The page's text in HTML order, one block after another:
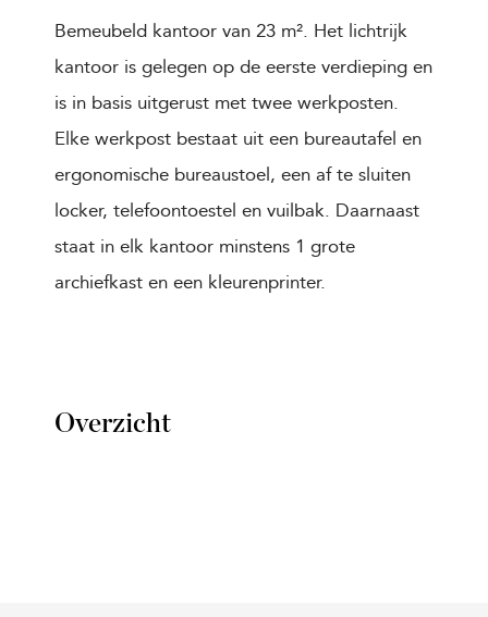
Bemeubeld kantoor van 23 m². Het lichtrijk
kantoor is gelegen op de eerste verdieping en
is in basis uitgerust met twee werkposten.
Elke werkpost bestaat uit een bureautafel en
ergonomische bureaustoel, een af te sluiten
locker, telefoontoestel en vuilbak. Daarnaast
staat in elk kantoor minstens 1 grote
archiefkast en een kleurenprinter.
Overzicht